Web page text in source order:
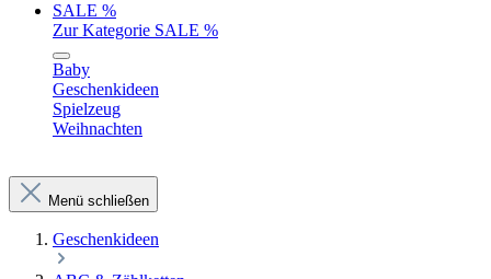
SALE %
Zur Kategorie SALE %
Baby
Geschenkideen
Spielzeug
Weihnachten
Menü schließen
Geschenkideen